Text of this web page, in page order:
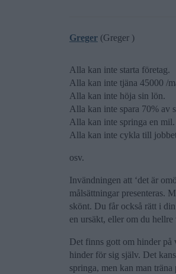
Greger (Greger )
Alla kan inte starta företag.
Alla kan inte tjäna 45000 /
Alla kan inte höja sin lön.
Alla kan inte spara 70% av
Alla kan inte springa en mil.
Alla kan inte cykla till
osv.
Invändningen att ‘det är
målsättningar presenteras.
skönt. Du får också rätt i
en ursäkt, eller om du hellre
Det finns gott om hinder på
hinder för sig själv. Det
springa, men kan man